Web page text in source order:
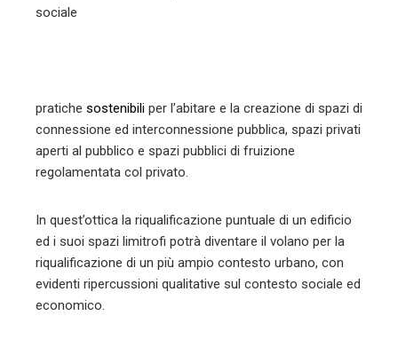
sociale
pratiche sostenibili per l’abitare e la creazione di spazi di
connessione ed interconnessione pubblica, spazi privati
aperti al pubblico e spazi pubblici di fruizione
regolamentata col privato.
In quest’ottica la riqualificazione puntuale di un edificio
ed i suoi spazi limitrofi potrà diventare il volano per la
riqualificazione di un più ampio contesto urbano, con
evidenti ripercussioni qualitative sul contesto sociale ed
economico.